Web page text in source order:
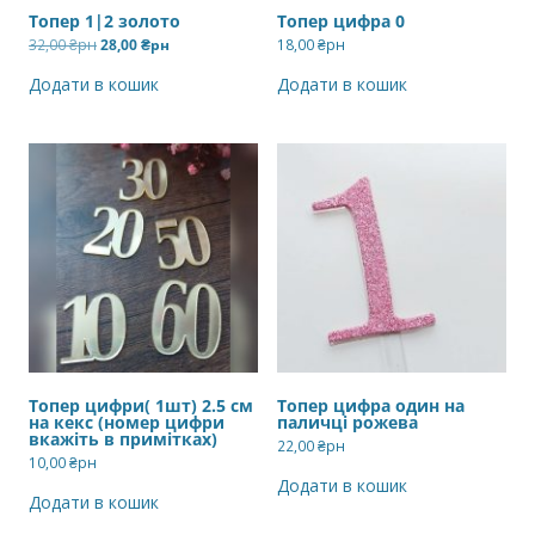
Топер 1|2 золото
32,00₴рнОригінальна
ціна:
28,00₴рн
Додати в кошик
Топер цифра 0
18,00₴рн
Додати в кошик
Топер цифри( 1шт) 2.5 см
на кекс (номер цифри
вкажіть в примітках)
10,00₴рн
Додати в кошик
Топер цифра один на
паличці рожева
22,00₴рн
Додати в кошик